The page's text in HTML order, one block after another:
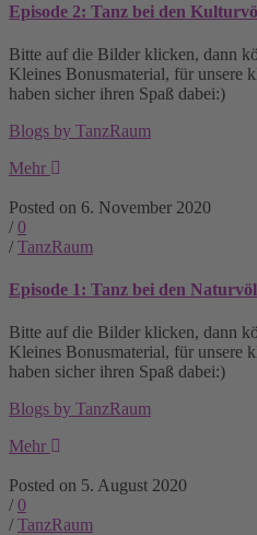
Episode 2: Tanz bei den
Bitte auf die Bilder klicken, dann
Kleines Bonusmaterial, für unsere
haben sicher ihren Spaß dabei:)
Blogs by TanzRaum
Mehr
Posted on 6. November 2020
/ 0
/ TanzRaum
Episode 1: Tanz bei den
Bitte auf die Bilder klicken, dann
Kleines Bonusmaterial, für unsere
haben sicher ihren Spaß dabei:)
Blogs by TanzRaum
Mehr
Posted on 5. August 2020
/ 0
/ TanzRaum